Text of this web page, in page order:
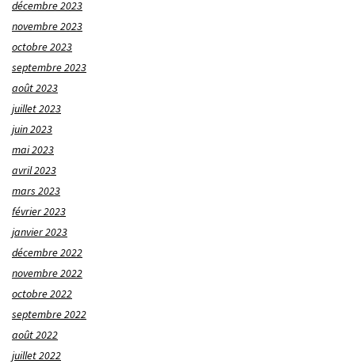
décembre 2023
novembre 2023
octobre 2023
septembre 2023
août 2023
juillet 2023
juin 2023
mai 2023
avril 2023
mars 2023
février 2023
janvier 2023
décembre 2022
novembre 2022
octobre 2022
septembre 2022
août 2022
juillet 2022